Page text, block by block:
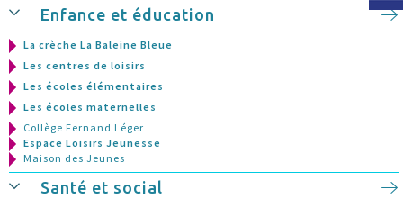
Enfance et éducation
La crèche La Baleine Bleue
Les centres de loisirs
Les écoles élémentaires
Les écoles maternelles
Collège Fernand Léger
Espace Loisirs Jeunesse
Maison des Jeunes
Santé et social